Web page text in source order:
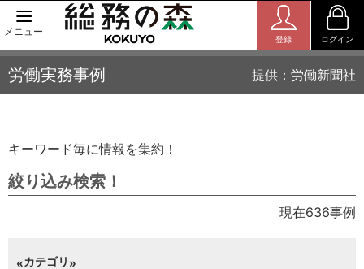
メニュー
登録 ログイン
労働実務事例 提供：労働新聞社
キーワード毎に情報を集約！
絞り込み検索！
現在636事例
カテゴリ